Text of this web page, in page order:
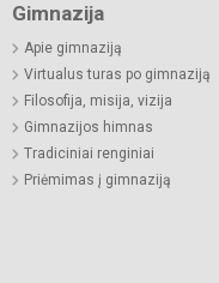
Gimnazija
Apie gimnaziją
Virtualus turas po gimnaziją
Filosofija, misija, vizija
Gimnazijos himnas
Tradiciniai renginiai
Priėmimas į gimnaziją